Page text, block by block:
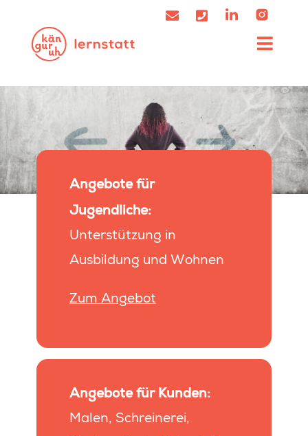
Angebote für
Jugendliche:
Unterstützung in
Ausbildung und Wohnen
Zum Angebot
Angebote für Kunden:
Malen, Schreinerei,